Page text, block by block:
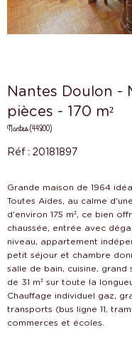
Nantes Doulon -
pièces - 170 m²
Nantes (44300)
Réf : 20181897
Grande maison de 1964
Toutes Aides, au calme
d'environ 175 m², ce bien
chaussée, entrée avec
niveau, appartement
petit séjour et chambre
salle de bain, cuisine, grand
de 31 m² sur toute la
Chauffage individuel gaz,
transports (bus ligne 11,